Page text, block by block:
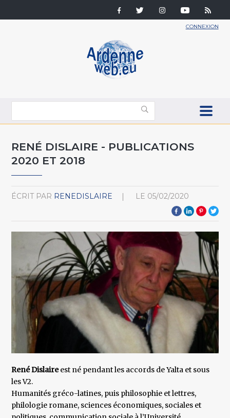
CONNEXION
RENÉ DISLAIRE - PUBLICATIONS
2020 ET 2018
ÉCRIT PAR RENEDISLAIRE LE 05/02/2020
René Dislaireest né pendant les accords de Yalta et sous
les V2.
Humanités gréco-latines, puis philosophie et lettres,
philologie romane, sciences économiques, sociales et